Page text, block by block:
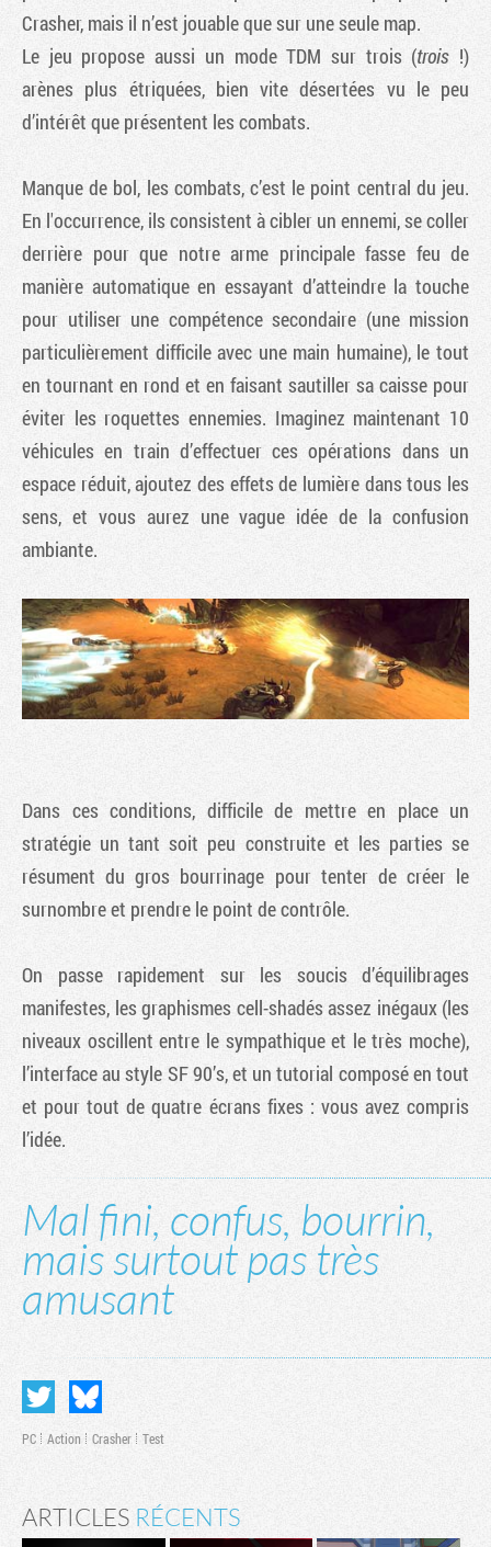
Crasher, mais il n’est jouable que sur une seule map.
Le jeu propose aussi un mode TDM sur trois (trois !)
arènes plus étriquées, bien vite désertées vu le peu
d’intérêt que présentent les combats.
Manque de bol, les combats, c’est le point central du jeu.
En l'occurrence, ils consistent à cibler un ennemi, se coller
derrière pour que notre arme principale fasse feu de
manière automatique en essayant d’atteindre la touche
pour utiliser une compétence secondaire (une mission
particulièrement difficile avec une main humaine), le tout
en tournant en rond et en faisant sautiller sa caisse pour
éviter les roquettes ennemies. Imaginez maintenant 10
véhicules en train d’effectuer ces opérations dans un
espace réduit, ajoutez des effets de lumière dans tous les
sens, et vous aurez une vague idée de la confusion
ambiante.
Dans ces conditions, difficile de mettre en place un
stratégie un tant soit peu construite et les parties se
résument du gros bourrinage pour tenter de créer le
surnombre et prendre le point de contrôle.
On passe rapidement sur les soucis d’équilibrages
manifestes, les graphismes cell-shadés assez inégaux (les
niveaux oscillent entre le sympathique et le très moche),
l’interface au style SF 90’s, et un tutorial composé en tout
et pour tout de quatre écrans fixes : vous avez compris
l’idée.
Mal fini, confus, bourrin,
mais surtout pas très
amusant
PC Action Crasher Test
ARTICLES RÉCENTS